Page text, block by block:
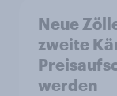
Neue
zweite
Preisaufschlägen
werden